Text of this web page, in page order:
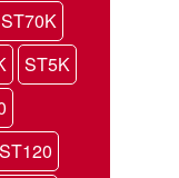
ST70K
ST5K